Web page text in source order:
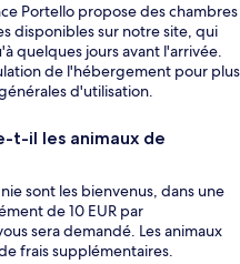
Portello propose des chambres
disponibles sur notre site, qui
quelques jours avant l'arrivée.
de l'hébergement pour plus
d'utilisation.
t-il les animaux de
sont les bienvenus, dans une
de 10 EUR par
sera demandé. Les animaux
frais supplémentaires.